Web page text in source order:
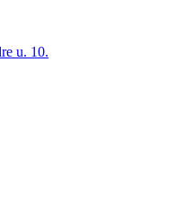
u. 10.